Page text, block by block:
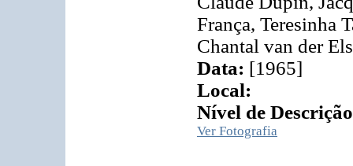
França, Teresinha
Chantal van der
Data: [1965]
Local:
Nível de
Ver Fotografia